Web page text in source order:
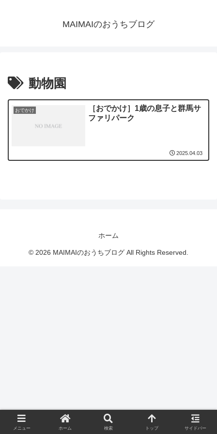
MAIMAIのおうちブログ
動物園
おでかけ
［おでかけ］1歳の息子と群馬サ
ファリパーク
2025.04.03
ホーム
© 2026 MAIMAIのおうちブログ All Rights Reserved.
メニュー ホーム 検索 トップ サイドバー